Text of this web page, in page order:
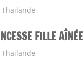
Thailande
FILLE
Thailande